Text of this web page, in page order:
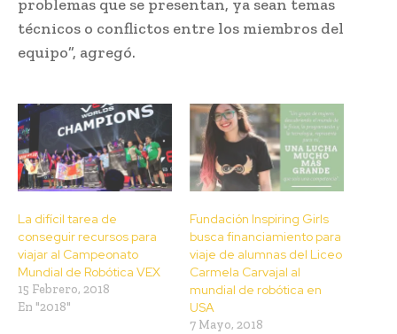
problemas que se presentan, ya sean temas
técnicos o conflictos entre los miembros del
equipo”, agregó.
La difícil tarea de
conseguir recursos para
viajar al Campeonato
Mundial de Robótica VEX
15 Febrero, 2018
En "2018"
Fundación Inspiring Girls
busca financiamiento para
viaje de alumnas del Liceo
Carmela Carvajal al
mundial de robótica en
USA
7 Mayo, 2018